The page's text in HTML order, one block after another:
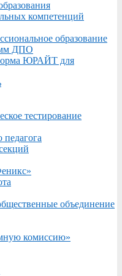
компетенций
образование
ДПО
ЮРАЙТ для
тестирование
педагога
объединение
комиссию»